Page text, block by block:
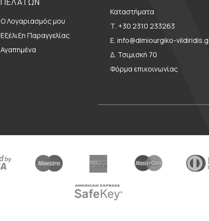
Ο Λογαριασμός μου
Εξέλιξη Παραγγελίας
Αγαπημένα
Καταστήματα
Τ. +30 2310 233263
E. info@dimiourgiko-
Δ. Τσιμισκή 70
Φόρμα επικοινωνίας